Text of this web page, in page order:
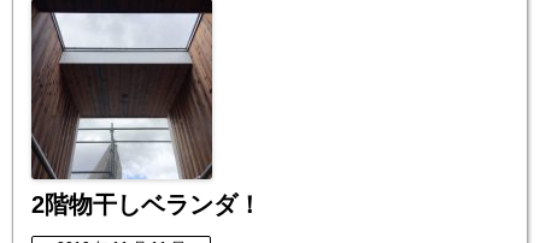
2階物干しベランダ！